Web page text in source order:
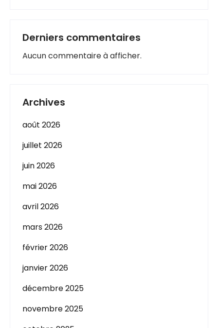
Derniers commentaires
Aucun commentaire à afficher.
Archives
août 2026
juillet 2026
juin 2026
mai 2026
avril 2026
mars 2026
février 2026
janvier 2026
décembre 2025
novembre 2025